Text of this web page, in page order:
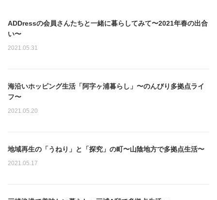
N
o
e
ADDressの会員さんたちと一緒に暮らしてみて〜2021年春の出合
い〜
2021.05.31
N
o
e
海沿いホッピング生活「阿字ヶ浦暮らし」〜のんびり多拠点ライ
フ〜
2021.05.20
N
地域再生の「うねり」と「探究」の町〜山陰地方で多拠点生活〜
2021.05.17